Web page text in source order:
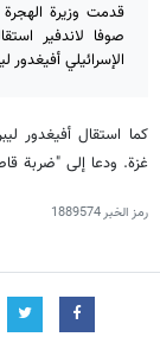
قدمت وزيرة الهجرة
صوفا لاندفير
الإسرائيلي
كما استقال أفيغدور
غزة. ودعا إلى "ضربة
رمز الخبر1889574